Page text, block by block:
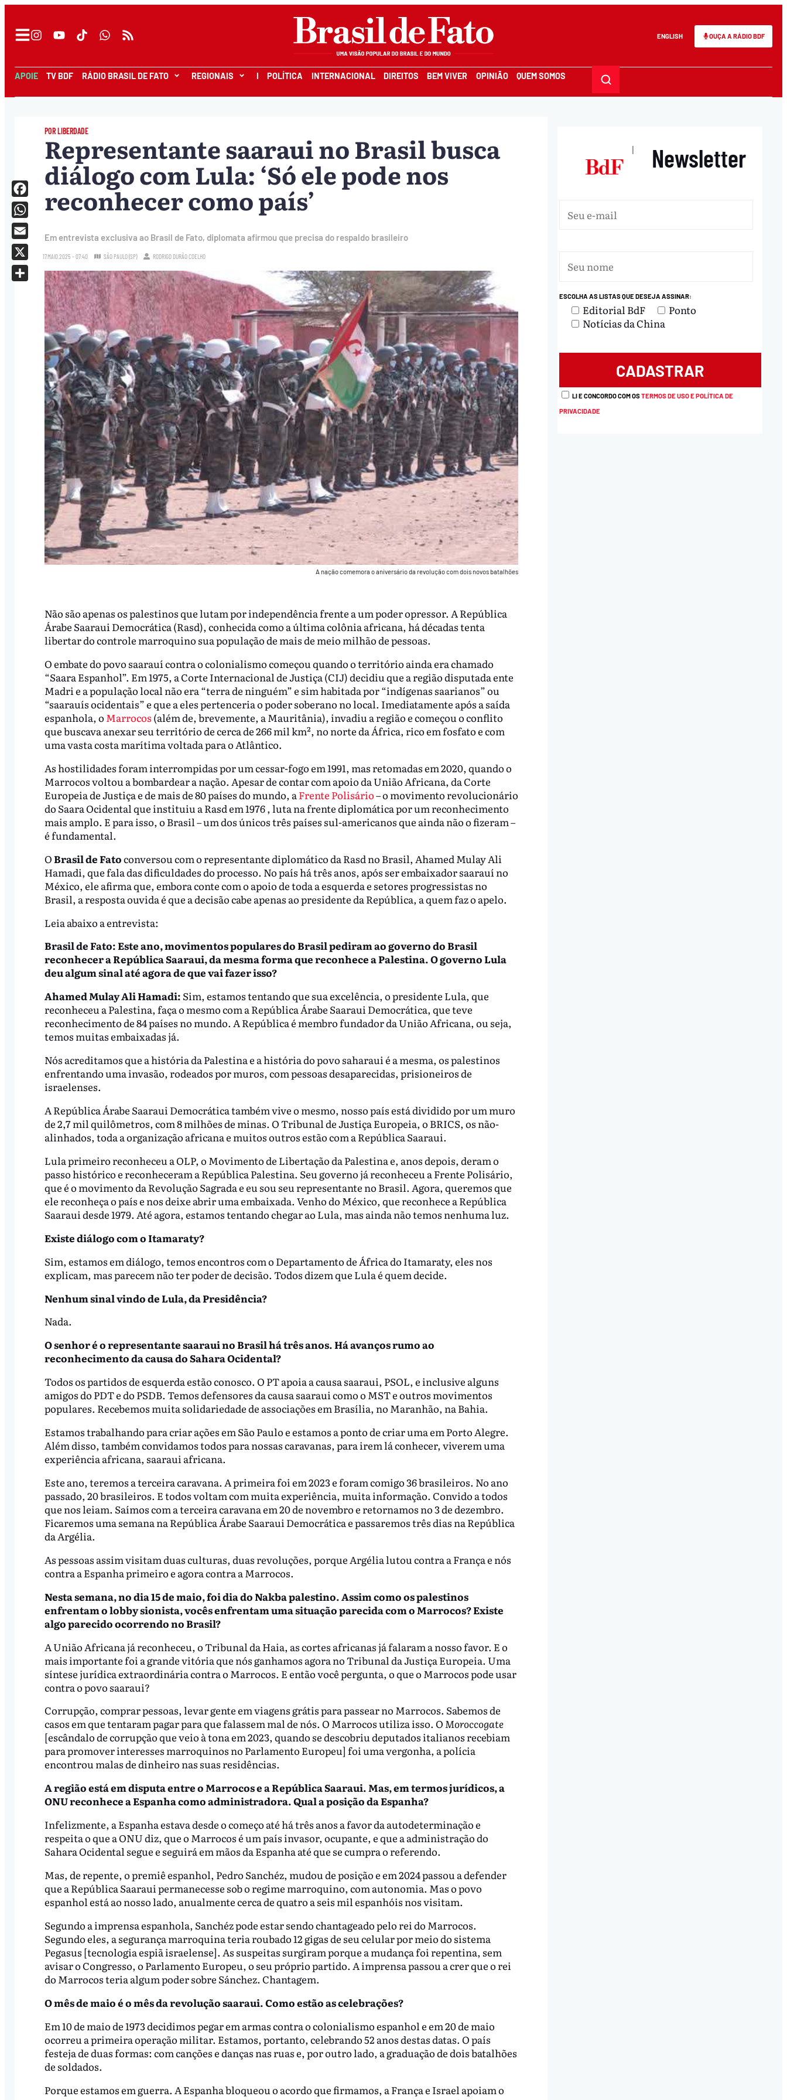
ENGLISH OUÇA A RÁDIO BDF
APOIE TV BDF RÁDIO BRASIL DE FATO REGIONAIS I POLÍTICA INTERNACIONAL DIREITOS BEM VIVER OPINIÃO QUEM SOMOS
POR LIBERDADE
Representante saaraui no Brasil busca
diálogo com Lula: ‘Só ele pode nos
reconhecer como país’
Em entrevista exclusiva ao Brasil de Fato, diplomata afirmou que precisa do respaldo brasileiro
17.MAIO.2025 - 07:40 SÃO PAULO (SP) RODRIGO DURÃO COELHO
A nação comemora o aniversário da revolução com dois novos batalhões
Não são apenas os palestinos que lutam por independência frente a um poder opressor. A República
Árabe Saaraui Democrática (Rasd), conhecida como a última colônia africana, há décadas tenta
libertar do controle marroquino sua população de mais de meio milhão de pessoas.
O embate do povo saarauí contra o colonialismo começou quando o território ainda era chamado
“Saara Espanhol”. Em 1975, a Corte Internacional de Justiça (CIJ) decidiu que a região disputada ente
Madri e a população local não era “terra de ninguém” e sim habitada por “indígenas saarianos” ou
“saarauís ocidentais” e que a eles pertenceria o poder soberano no local. Imediatamente após a saída
espanhola, o Marrocos (além de, brevemente, a Mauritânia), invadiu a região e começou o conflito
que buscava anexar seu território de cerca de 266 mil km², no norte da África, rico em fosfato e com
uma vasta costa marítima voltada para o Atlântico.
As hostilidades foram interrompidas por um cessar-fogo em 1991, mas retomadas em 2020, quando o
Marrocos voltou a bombardear a nação. Apesar de contar com apoio da União Africana, da Corte
Europeia de Justiça e de mais de 80 países do mundo, a Frente Polisário– o movimento revolucionário
do Saara Ocidental que instituiu a Rasd em 1976 , luta na frente diplomática por um reconhecimento
mais amplo. E para isso, o Brasil – um dos únicos três países sul-americanos que ainda não o fizeram –
é fundamental.
OBrasil de Fatoconversou com o representante diplomático da Rasd no Brasil, Ahamed Mulay Ali
Hamadi, que fala das dificuldades do processo. No país há três anos, após ser embaixador saarauí no
México, ele afirma que, embora conte com o apoio de toda a esquerda e setores progressistas no
Brasil, a resposta ouvida é que a decisão cabe apenas ao presidente da República, a quem faz o apelo.
Leia abaixo a entrevista:
Brasil de Fato: Este ano, movimentos populares do Brasil pediram ao governo do Brasil
reconhecer a República Saaraui, da mesma forma que reconhece a Palestina. O governo Lula
deu algum sinal até agora de que vai fazer isso?
Ahamed Mulay Ali Hamadi: Sim, estamos tentando que sua excelência, o presidente Lula, que
reconheceu a Palestina, faça o mesmo com a República Árabe Saaraui Democrática, que teve
reconhecimento de 84 países no mundo. A República é membro fundador da União Africana, ou seja,
temos muitas embaixadas já.
Nós acreditamos que a história da Palestina e a história do povo saharaui é a mesma, os palestinos
enfrentando uma invasão, rodeados por muros, com pessoas desaparecidas, prisioneiros de
israelenses.
A República Árabe Saaraui Democrática também vive o mesmo, nosso país está dividido por um muro
de 2,7 mil quilômetros, com 8 milhões de minas. O Tribunal de Justiça Europeia, o BRICS, os não-
alinhados, toda a organização africana e muitos outros estão com a República Saaraui.
Lula primeiro reconheceu a OLP, o Movimento de Libertação da Palestina e, anos depois, deram o
passo histórico e reconheceram a República Palestina. Seu governo já reconheceu a Frente Polisário,
que é o movimento da Revolução Sagrada e eu sou seu representante no Brasil. Agora, queremos que
ele reconheça o país e nos deixe abrir uma embaixada. Venho do México, que reconhece a República
Saaraui desde 1979. Até agora, estamos tentando chegar ao Lula, mas ainda não temos nenhuma luz.
Existe diálogo com o Itamaraty?
Sim, estamos em diálogo, temos encontros com o Departamento de África do Itamaraty, eles nos
explicam, mas parecem não ter poder de decisão. Todos dizem que Lula é quem decide.
Nenhum sinal vindo de Lula, da Presidência?
Nada.
O senhor é o representante saaraui no Brasil há três anos. Há avanços rumo ao
reconhecimento da causa do Sahara Ocidental?
Todos os partidos de esquerda estão conosco. O PT apoia a causa saaraui, PSOL, e inclusive alguns
amigos do PDT e do PSDB. Temos defensores da causa saaraui como o MST e outros movimentos
populares. Recebemos muita solidariedade de associações em Brasília, no Maranhão, na Bahia.
Estamos trabalhando para criar ações em São Paulo e estamos a ponto de criar uma em Porto Alegre.
Além disso, também convidamos todos para nossas caravanas, para irem lá conhecer, viverem uma
experiência africana, saaraui africana.
Este ano, teremos a terceira caravana. A primeira foi em 2023 e foram comigo 36 brasileiros. No ano
passado, 20 brasileiros. E todos voltam com muita experiência, muita informação. Convido a todos
que nos leiam. Saímos com a terceira caravana em 20 de novembro e retornamos no 3 de dezembro.
Ficaremos uma semana na República Árabe Saaraui Democrática e passaremos três dias na República
da Argélia.
As pessoas assim visitam duas culturas, duas revoluções, porque Argélia lutou contra a França e nós
contra a Espanha primeiro e agora contra a Marrocos.
Nesta semana, no dia 15 de maio, foi dia do Nakba palestino. Assim como os palestinos
enfrentam o lobby sionista, vocês enfrentam uma situação parecida com o Marrocos? Existe
algo parecido ocorrendo no Brasil?
A União Africana já reconheceu, o Tribunal da Haia, as cortes africanas já falaram a nosso favor. E o
mais importante foi a grande vitória que nós ganhamos agora no Tribunal da Justiça Europeia. Uma
síntese jurídica extraordinária contra o Marrocos. E então você pergunta, o que o Marrocos pode usar
contra o povo saaraui?
Corrupção, comprar pessoas, levar gente em viagens grátis para passear no Marrocos. Sabemos de
casos em que tentaram pagar para que falassem mal de nós. O Marrocos utiliza isso. OMoroccogate
[escândalo de corrupção que veio à tona em 2023, quando se descobriu deputados italianos recebiam
para promover interesses marroquinos no Parlamento Europeu] foi uma vergonha, a polícia
encontrou malas de dinheiro nas suas residências.
A região está em disputa entre o Marrocos e a República Saaraui. Mas, em termos jurídicos, a
ONU reconhece a Espanha como administradora. Qual a posição da Espanha?
Infelizmente, a Espanha estava desde o começo até há três anos a favor da autodeterminação e
respeita o que a ONU diz, que o Marrocos é um país invasor, ocupante, e que a administração do
Sahara Ocidental segue e seguirá em mãos da Espanha até que se cumpra o referendo.
Mas, de repente, o premiê espanhol, Pedro Sanchéz, mudou de posição e em 2024 passou a defender
que a República Saaraui permanecesse sob o regime marroquino, com autonomia. Mas o povo
espanhol está ao nosso lado, anualmente cerca de quatro a seis mil espanhóis nos visitam.
Segundo a imprensa espanhola, Sanchéz pode estar sendo chantageado pelo rei do Marrocos.
Segundo eles, a segurança marroquina teria roubado 12 gigas de seu celular por meio do sistema
Pegasus [tecnologia espiã israelense]. As suspeitas surgiram porque a mudança foi repentina, sem
avisar o Congresso, o Parlamento Europeu, o seu próprio partido. A imprensa passou a crer que o rei
do Marrocos teria algum poder sobre Sánchez. Chantagem.
O mês de maio é o mês da revolução saaraui. Como estão as celebrações?
Em 10 de maio de 1973 decidimos pegar em armas contra o colonialismo espanhol e em 20 de maio
ocorreu a primeira operação militar. Estamos, portanto, celebrando 52 anos destas datas. O país
festeja de duas formas: com canções e danças nas ruas e, por outro lado, a graduação de dois batalhões
de soldados.
Porque estamos em guerra. A Espanha bloqueou o acordo que firmamos, a França e Israel apoiam o
Facebook
WhatsApp
Email
X
| Newsletter
ESCOLHA AS LISTAS QUE DESEJA ASSINAR:
Editorial BdF
Ponto
Notícias da China
LI E CONCORDO COM OSTERMOS DE USO E POLÍTICA DE
PRIVACIDADE